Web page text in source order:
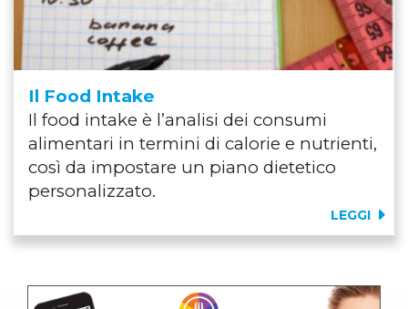
Il Food Intake
Il food intake è l’analisi dei consumi
alimentari in termini di calorie e nutrienti,
così da impostare un piano dietetico
personalizzato.
LEGGI